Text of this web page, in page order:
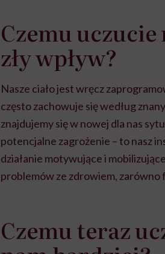
Czemu
zły wpływ?
Nasze ciało jest wręcz
często zachowuje się według
znajdujemy się w nowej dla nas
potencjalne zagrożenie – to nasz
działanie motywujące i
problemów ze zdrowiem, zarówno
Czemu teraz